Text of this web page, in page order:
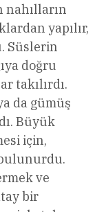
nahılların
yapılır,
Süslerin
doğru
takılırdı.
da gümüş
Büyük
için,
ve
bir